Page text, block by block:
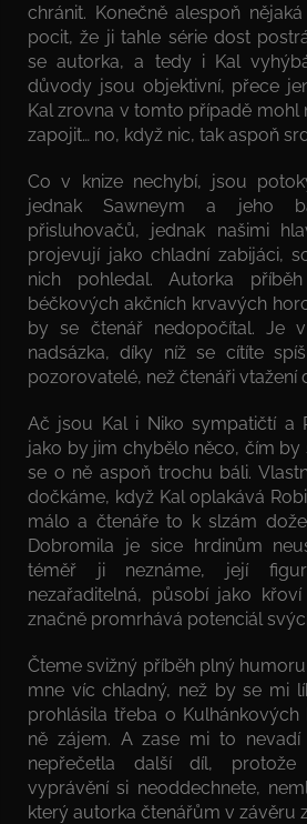
chránit. Konečně alespoň
pocit, že ji tahle série dost
se autorka, a tedy i Kal
důvody jsou objektivní, přece
Kal zrovna v tomto případě mohl
zapojit… no, když nic, tak aspoň
Co v knize nechybí, jsou
jednak Sawneym a jeho
přisluhovačů, jednak našimi
projevují jako chladní zabijáci,
nich pohledal. Autorka
béčkových akčních krvavých
by se čtenář nedopočítal. Je
nadsázka, díky níž se cítíte
pozorovatelé, než čtenáři vtažení
Ač jsou Kal i Niko sympatičtí a
jako by jim chybělo něco, čím by
se o ně aspoň trochu báli.
dočkáme, když Kal oplakává
málo a čtenáře to k slzám
Dobromila je sice hrdinům
téměř ji neznáme, její
nezařaditelná, působí jako
značně promrhává potenciál
Čteme svižný příběh plný
mne víc chladný, než by se mi
prohlásila třeba o
ně zájem. A zase mi to
nepřečetla další díl,
vyprávění si neoddechnete,
který autorka čtenářům v závěru